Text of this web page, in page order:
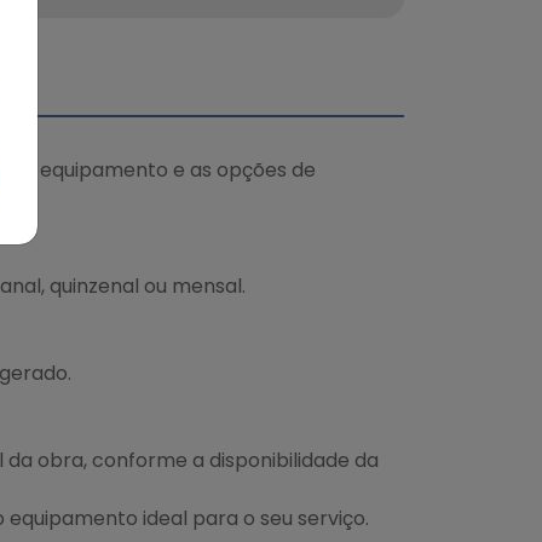
do equipamento e as opções de
quinzenal ou mensal.
obra, conforme a disponibilidade da
ideal para o seu serviço.